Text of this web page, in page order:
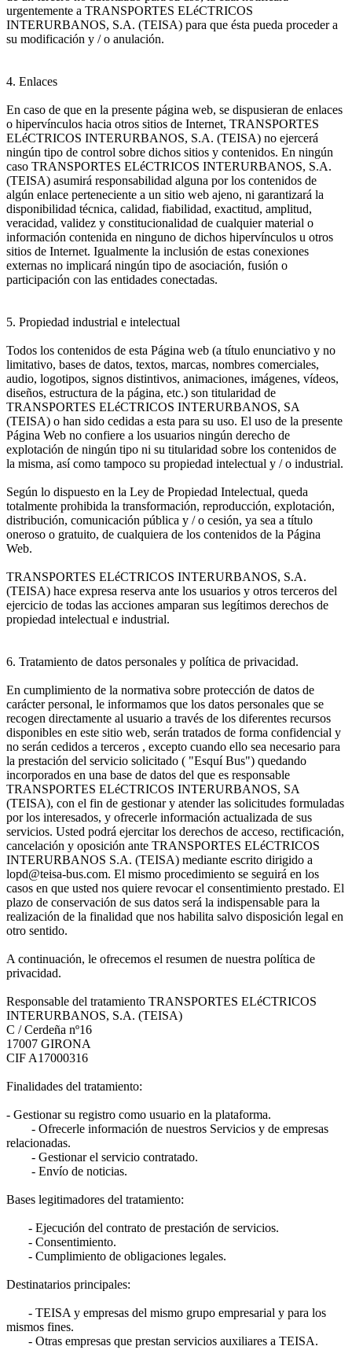
urgentemente a TRANSPORTES ELéCTRICOS
INTERURBANOS, S.A. (TEISA) para que ésta pueda proceder a
su modificación y / o anulación.
4. Enlaces
En caso de que en la presente página web, se dispusieran de enlaces
o hipervínculos hacia otros sitios de Internet, TRANSPORTES
ELéCTRICOS INTERURBANOS, S.A. (TEISA) no ejercerá
ningún tipo de control sobre dichos sitios y contenidos. En ningún
caso TRANSPORTES ELéCTRICOS INTERURBANOS, S.A.
(TEISA) asumirá responsabilidad alguna por los contenidos de
algún enlace perteneciente a un sitio web ajeno, ni garantizará la
disponibilidad técnica, calidad, fiabilidad, exactitud, amplitud,
veracidad, validez y constitucionalidad de cualquier material o
información contenida en ninguno de dichos hipervínculos u otros
sitios de Internet. Igualmente la inclusión de estas conexiones
externas no implicará ningún tipo de asociación, fusión o
participación con las entidades conectadas.
5. Propiedad industrial e intelectual
Todos los contenidos de esta Página web (a título enunciativo y no
limitativo, bases de datos, textos, marcas, nombres comerciales,
audio, logotipos, signos distintivos, animaciones, imágenes, vídeos,
diseños, estructura de la página, etc.) son titularidad de
TRANSPORTES ELéCTRICOS INTERURBANOS, SA
(TEISA) o han sido cedidas a esta para su uso. El uso de la presente
Página Web no confiere a los usuarios ningún derecho de
explotación de ningún tipo ni su titularidad sobre los contenidos de
la misma, así como tampoco su propiedad intelectual y / o industrial.
Según lo dispuesto en la Ley de Propiedad Intelectual, queda
totalmente prohibida la transformación, reproducción, explotación,
distribución, comunicación pública y / o cesión, ya sea a título
oneroso o gratuito, de cualquiera de los contenidos de la Página
Web.
TRANSPORTES ELéCTRICOS INTERURBANOS, S.A.
(TEISA) hace expresa reserva ante los usuarios y otros terceros del
ejercicio de todas las acciones amparan sus legítimos derechos de
propiedad intelectual e industrial.
6. Tratamiento de datos personales y política de privacidad.
En cumplimiento de la normativa sobre protección de datos de
carácter personal, le informamos que los datos personales que se
recogen directamente al usuario a través de los diferentes recursos
disponibles en este sitio web, serán tratados de forma confidencial y
no serán cedidos a terceros , excepto cuando ello sea necesario para
la prestación del servicio solicitado ( "Esquí Bus") quedando
incorporados en una base de datos del que es responsable
TRANSPORTES ELéCTRICOS INTERURBANOS, SA
(TEISA), con el fin de gestionar y atender las solicitudes formuladas
por los interesados, y ofrecerle información actualizada de sus
servicios. Usted podrá ejercitar los derechos de acceso, rectificación,
cancelación y oposición ante TRANSPORTES ELéCTRICOS
INTERURBANOS S.A. (TEISA) mediante escrito dirigido a
lopd@teisa-bus.com. El mismo procedimiento se seguirá en los
casos en que usted nos quiere revocar el consentimiento prestado. El
plazo de conservación de sus datos será la indispensable para la
realización de la finalidad que nos habilita salvo disposición legal en
otro sentido.
A continuación, le ofrecemos el resumen de nuestra política de
privacidad.
Responsable del tratamiento TRANSPORTES ELéCTRICOS
INTERURBANOS, S.A. (TEISA)
C / Cerdeña nº16
17007 GIRONA
CIF A17000316
Finalidades del tratamiento:
- Gestionar su registro como usuario en la plataforma.
- Ofrecerle información de nuestros Servicios y de empresas
relacionadas.
- Gestionar el servicio contratado.
- Envío de noticias.
Bases legitimadores del tratamiento:
- Ejecución del contrato de prestación de servicios.
- Consentimiento.
- Cumplimiento de obligaciones legales.
Destinatarios principales:
- TEISA y empresas del mismo grupo empresarial y para los
mismos fines.
- Otras empresas que prestan servicios auxiliares a TEISA.